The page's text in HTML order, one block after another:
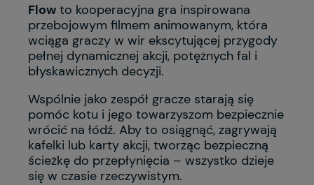
Flow to kooperacyjna gra inspirowana
przebojowym filmem animowanym, która
wciąga graczy w wir ekscytującej przygody
pełnej dynamicznej akcji, potężnych fal i
błyskawicznych decyzji.
Wspólnie jako zespół gracze starają się
pomóc kotu i jego towarzyszom bezpiecznie
wrócić na łódź. Aby to osiągnąć, zagrywają
kafelki lub karty akcji, tworząc bezpieczną
ścieżkę do przepłynięcia – wszystko dzieje
się w czasie rzeczywistym.